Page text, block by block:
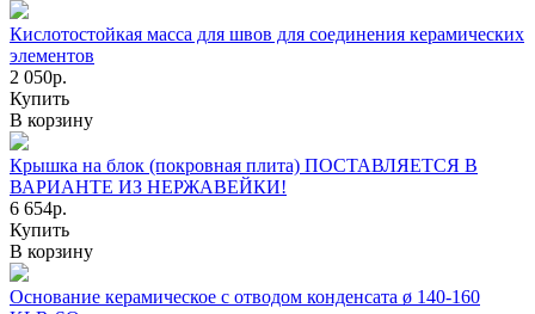
Кислотостойкая масса для швов для соединения керамических
элементов
2 050р.
Купить
В корзину
Крышка на блок (покровная плита) ПОСТАВЛЯЕТСЯ В
ВАРИАНТЕ ИЗ НЕРЖАВЕЙКИ!
6 654р.
Купить
В корзину
Основание керамическое с отводом конденсата ø 140-160